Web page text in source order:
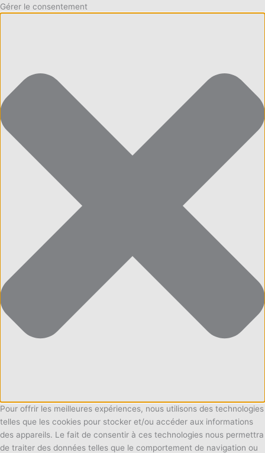
Gérer le consentement
Pour offrir les meilleures expériences, nous utilisons des technologies
telles que les cookies pour stocker et/ou accéder aux informations
des appareils. Le fait de consentir à ces technologies nous permettra
de traiter des données telles que le comportement de navigation ou